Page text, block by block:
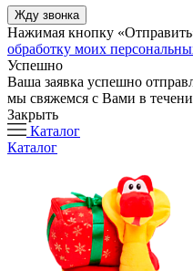
Нажимая кнопку
обработку моих
Успешно
Ваша заявка успешно
мы свяжемся с Вами в
Закрыть
Каталог
Каталог